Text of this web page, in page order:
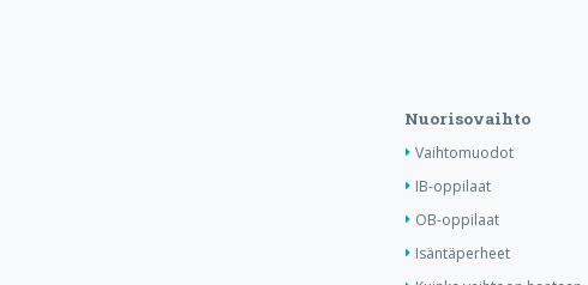
Nuorisovaihto
Vaihtomuodot
IB-oppilaat
OB-oppilaat
Isäntäperheet